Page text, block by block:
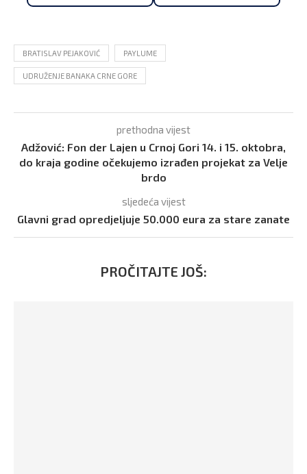
BRATISLAV PEJAKOVIĆ PAYLUME
UDRUŽENJE BANAKA CRNE GORE
prethodna vijest
Adžović: Fon der Lajen u Crnoj Gori 14. i 15. oktobra,
do kraja godine očekujemo izrađen projekat za Velje
brdo
sljedeća vijest
Glavni grad opredjeljuje 50.000 eura za stare zanate
PROČITAJTE JOŠ: